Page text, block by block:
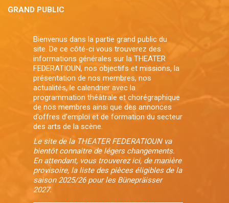
GRAND PUBLIC
Bienvenus dans la partie grand public du
site. De ce côté-ci vous trouverez des
informations générales sur la THEATER
FEDERATIOUN, nos objectifs et missions, la
présentation de nos membres, nos
actualités, le calendrier avec la
programmation théâtrale et chorégraphique
de nos membres ainsi que des annonces
d’offres d’emploi et de formation du secteur
des arts de la scène.
Le site de la THEATER FEDERATIOUN va
bientôt connaitre de légers changements.
En attendant, vous trouverez ici, de manière
provisoire, la liste des pièces éligibles de la
saison 2025/26 pour les Bünepräisser
2027.